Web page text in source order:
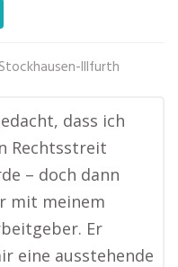
Stockhausen-Illfurth
dass ich
Rechtsstreit
– doch dann
mit meinem
Er
eine ausstehende